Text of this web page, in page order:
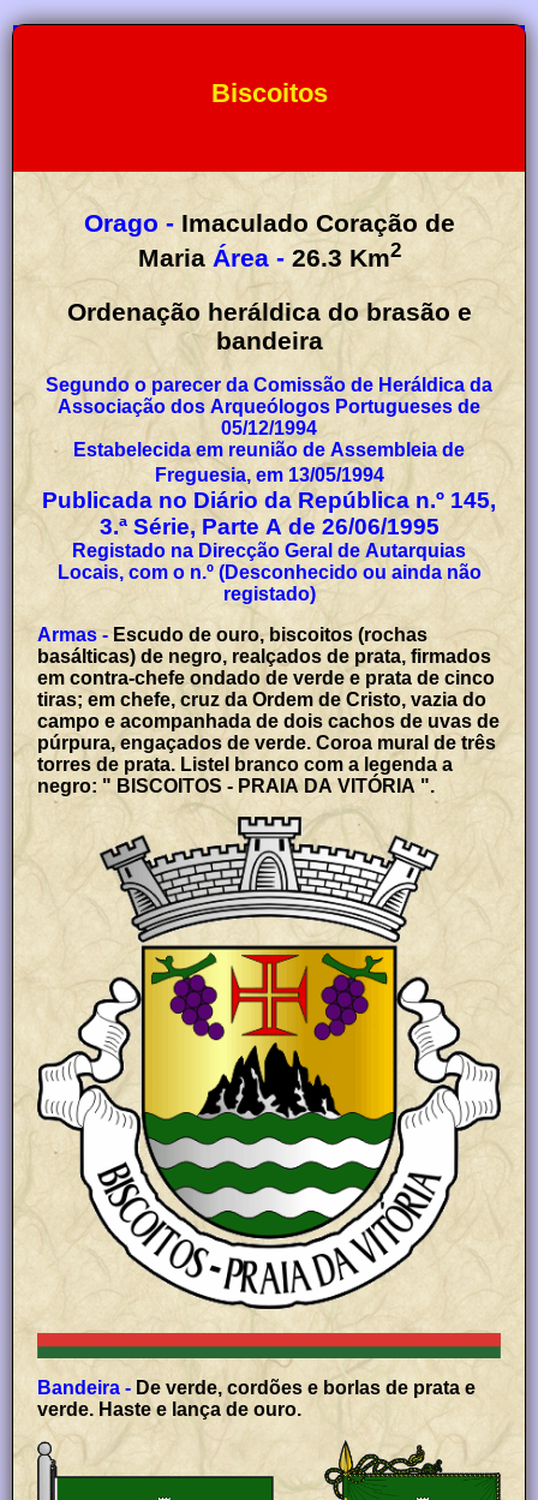
Biscoitos
Orago - Imaculado Coração de
Maria
Área - 26.3 Km2
Ordenação heráldica do brasão e
bandeira
Segundo o parecer da Comissão de Heráldica da
Associação dos Arqueólogos Portugueses de
05/12/1994
Estabelecida em reunião de Assembleia de
Freguesia, em 13/05/1994
Publicada no Diário da República n.º 145,
3.ª Série, Parte A de 26/06/1995
Registado na Direcção Geral de Autarquias
Locais, com o n.º (Desconhecido ou ainda não
registado)
Armas - Escudo de ouro, biscoitos (rochas
basálticas) de negro, realçados de prata, firmados
em contra-chefe ondado de verde e prata de cinco
tiras; em chefe, cruz da Ordem de Cristo, vazia do
campo e acompanhada de dois cachos de uvas de
púrpura, engaçados de verde. Coroa mural de três
torres de prata. Listel branco com a legenda a
negro: " BISCOITOS - PRAIA DA VITÓRIA ".
Bandeira - De verde, cordões e borlas de prata e
verde. Haste e lança de ouro.